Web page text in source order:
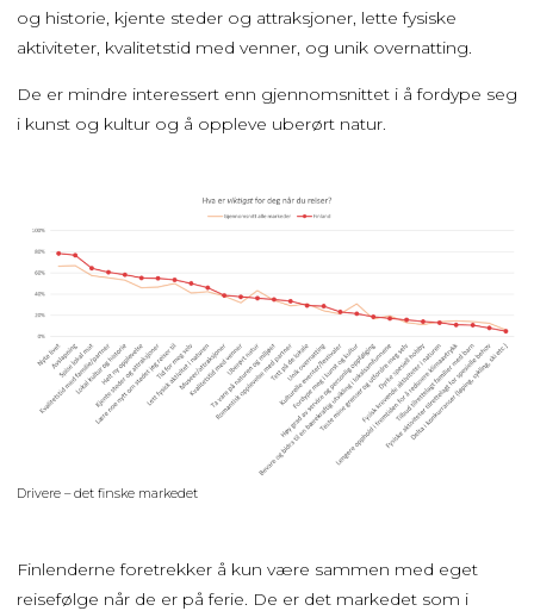
og historie, kjente steder og attraksjoner, lette fysiske
aktiviteter, kvalitetstid med venner, og unik overnatting.
De er mindre interessert enn gjennomsnittet i å fordype seg
i kunst og kultur og å oppleve uberørt natur.
Drivere – det finske markedet
Finlenderne foretrekker å kun være sammen med eget
reisefølge når de er på ferie. De er det markedet som i